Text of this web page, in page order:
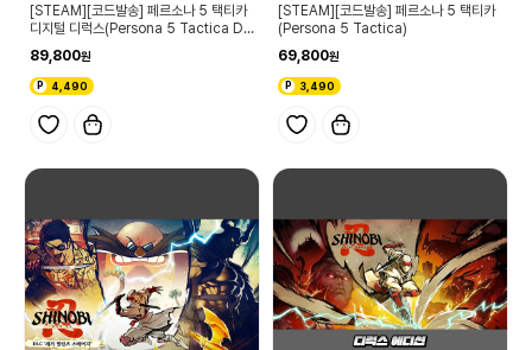
[STEAM][코드발송] 페르소나 5 택티카
디지털 디럭스(Persona 5 Tactica Di
89,800
4,490
[STEAM][코드발송] 페르소나 5 택티카
(Persona 5 Tactica)
69,800
3,490